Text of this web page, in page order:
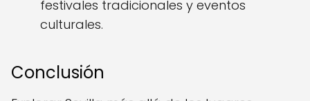
festivales tradicionales y eventos
culturales.
Conclusión